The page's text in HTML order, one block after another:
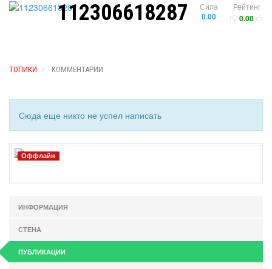
Рейтинг
0.00
Сила
0.00
112306618287
ТОПИКИ КОММЕНТАРИИ
Сюда еще никто не успел написать
Оффлайн
ИНФОРМАЦИЯ
СТЕНА
ПУБЛИКАЦИИ